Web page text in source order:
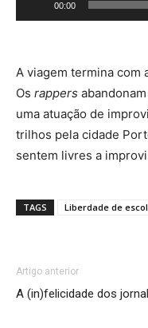
de
00:00
A viagem termina com
Os rappers
uma atuação de
trilhos pela cidade
sentem livres a
TAGS Liberdade de
Artigo anterior
A (in)felicidade dos